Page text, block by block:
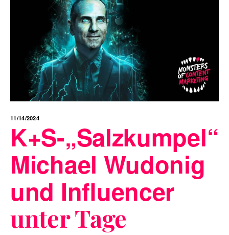
11/14/2024
K+S-„Salzkumpel“
Michael Wudonig
und Influencer
unter Tage